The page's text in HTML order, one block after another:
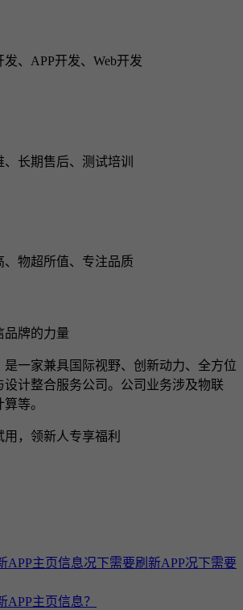
、APP开发、Web开发
长期售后、测试培训
物超所值、专注品质
品牌的力量
是一家兼具国际视野、创新动力、全方位
设计整合服务公司。公司业务涉及物联
等。
，领新人专享福利
APP主页信息况下需要刷新APP况下需要
主页信息？